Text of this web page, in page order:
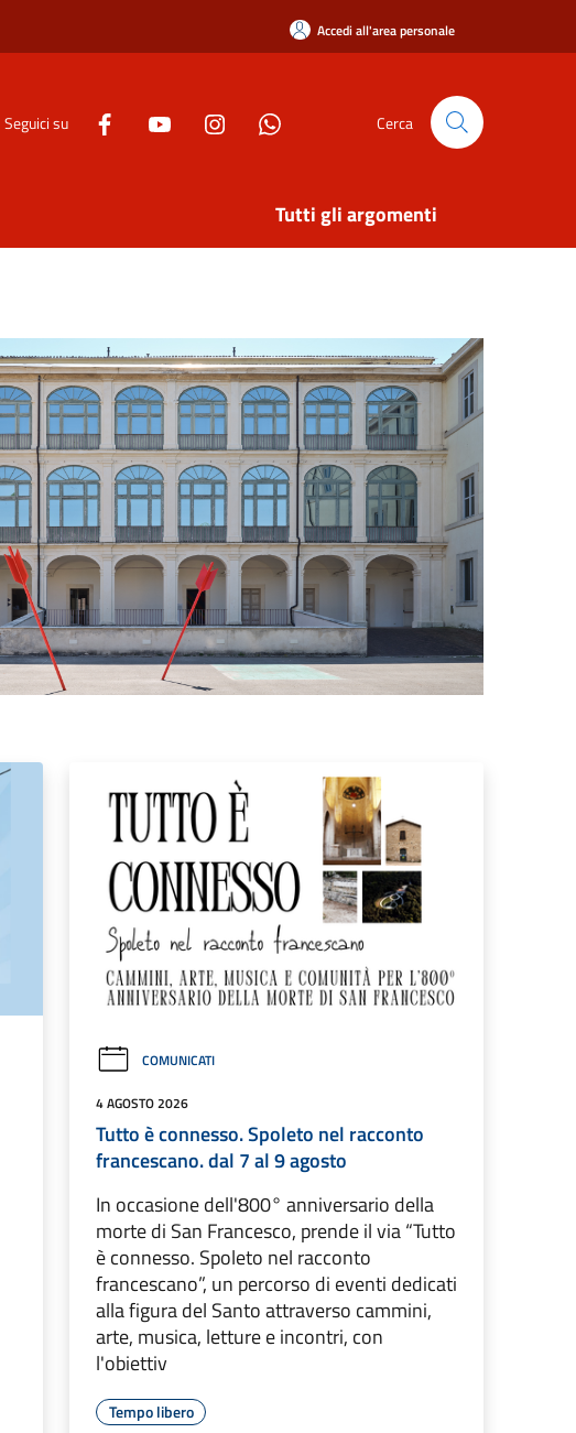
Accedi all'area personale
Seguici su Cerca
Tutti gli argomenti
COMUNICATI
4 AGOSTO 2026
Tutto è connesso. Spoleto nel racconto
francescano. dal 7 al 9 agosto
In occasione dell'800° anniversario della
morte di San Francesco, prende il via “Tutto
è connesso. Spoleto nel racconto
francescano”, un percorso di eventi dedicati
alla figura del Santo attraverso cammini,
arte, musica, letture e incontri, con
l'obiettiv
Tempo libero